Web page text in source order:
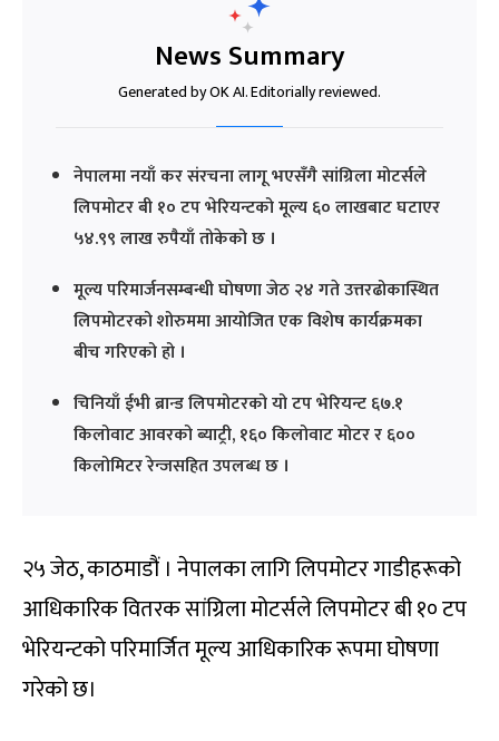
News Summary
Generated by OK AI. Editorially reviewed.
नेपालमा नयाँ कर संरचना लागू भएसँगै सांग्रिला मोटर्सले
लिपमोटर बी १० टप भेरियन्टको मूल्य ६० लाखबाट घटाएर
५४.९९ लाख रुपैयाँ तोकेको छ ।
मूल्य परिमार्जनसम्बन्धी घोषणा जेठ २४ गते उत्तरढोकास्थित
लिपमोटरको शोरुममा आयोजित एक विशेष कार्यक्रमका
बीच गरिएको हो ।
चिनियाँ ईभी ब्रान्ड लिपमोटरको यो टप भेरियन्ट ६७.१
किलोवाट आवरको ब्याट्री, १६० किलोवाट मोटर र ६००
किलोमिटर रेन्जसहित उपलब्ध छ ।
२५ जेठ, काठमाडौं । नेपालका लागि लिपमोटर गाडीहरूको
आधिकारिक वितरक सांग्रिला मोटर्सले लिपमोटर बी १० टप
भेरियन्टको परिमार्जित मूल्य आधिकारिक रूपमा घोषणा
गरेको छ।